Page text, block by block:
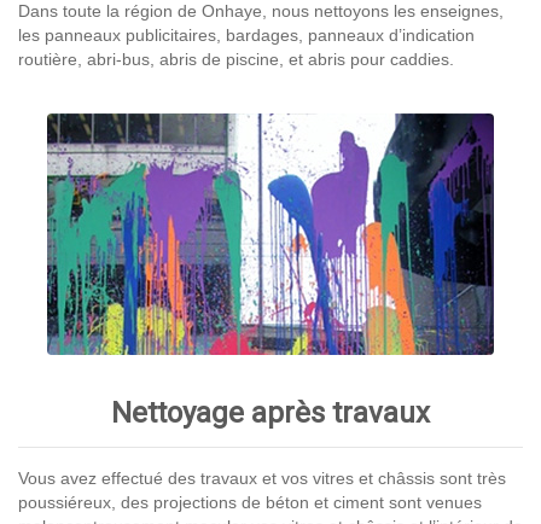
Dans toute la région de Onhaye, nous nettoyons les enseignes,
les panneaux publicitaires, bardages, panneaux d’indication
routière, abri-bus, abris de piscine, et abris pour caddies.
Nettoyage après travaux
Vous avez effectué des travaux et vos vitres et châssis sont très
poussiéreux, des projections de béton et ciment sont venues